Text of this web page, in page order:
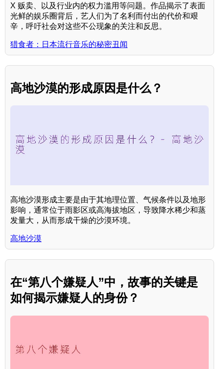
X 贩卖、以及行业内的权力滥用等问题。作品揭示了表面
光鲜的娱乐圈背后，艺人们为了名利而付出的代价和艰
辛，呼吁社会对这些不公现象的关注和反思。
猎食者：日本流行音乐的秘密丑闻
高地沙漠的形成原因是什么？
高地沙漠形成主要是由于其地理位置、气候条件以及地形
影响，通常位于雨影区或高海拔地区，导致降水稀少和蒸
发量大，从而形成干燥的沙漠环境。
高地沙漠
在“第八个嫌疑人”中，故事的关键是
如何揭示嫌疑人的身份？